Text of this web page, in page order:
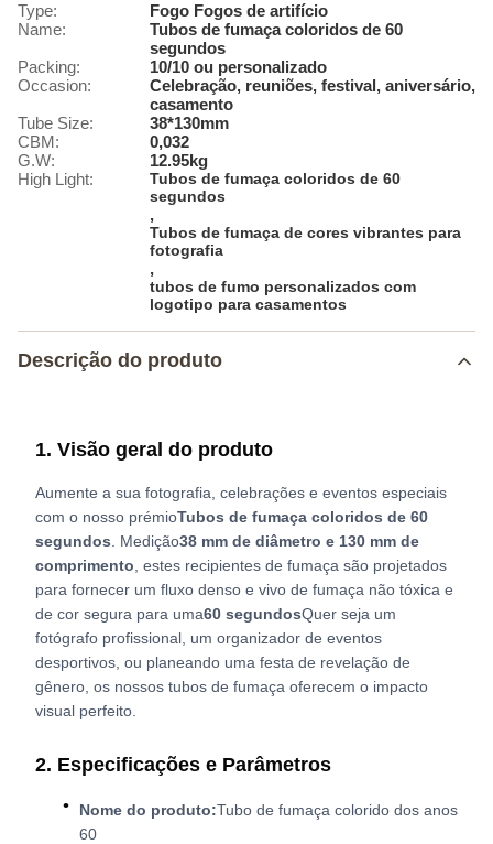
Type:
Fogo Fogos de artifício
Name:
Tubos de fumaça coloridos de 60
segundos
Packing:
10/10 ou personalizado
Occasion:
Celebração, reuniões, festival, aniversário,
casamento
Tube Size:
38*130mm
CBM:
0,032
G.W:
12.95kg
High Light:
Tubos de fumaça coloridos de 60
segundos
,
Tubos de fumaça de cores vibrantes para
fotografia
,
tubos de fumo personalizados com
logotipo para casamentos
Descrição do produto
1. Visão geral do produto
Aumente a sua fotografia, celebrações e eventos especiais
com o nosso prémioTubos de fumaça coloridos de 60
segundos . Medição38 mm de diâmetro e 130 mm de
comprimento , estes recipientes de fumaça são projetados
para fornecer um fluxo denso e vivo de fumaça não tóxica e
de cor segura para uma60 segundosQuer seja um
fotógrafo profissional, um organizador de eventos
desportivos, ou planeando uma festa de revelação de
gênero, os nossos tubos de fumaça oferecem o impacto
visual perfeito.
2. Especificações e Parâmetros
Nome do produto:Tubo de fumaça colorido dos anos
60